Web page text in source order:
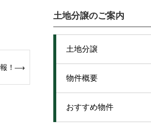
！⟶
土地分譲のご案内
土地分譲
物件概要
おすすめ物件